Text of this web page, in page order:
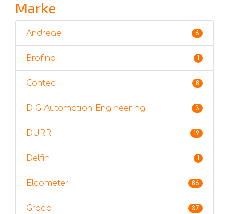
Marke
Andreae 6
Brofind 1
Contec 8
DIG Automation Engineering 3
DURR 19
Delfin 1
Elcometer 86
Graco 37